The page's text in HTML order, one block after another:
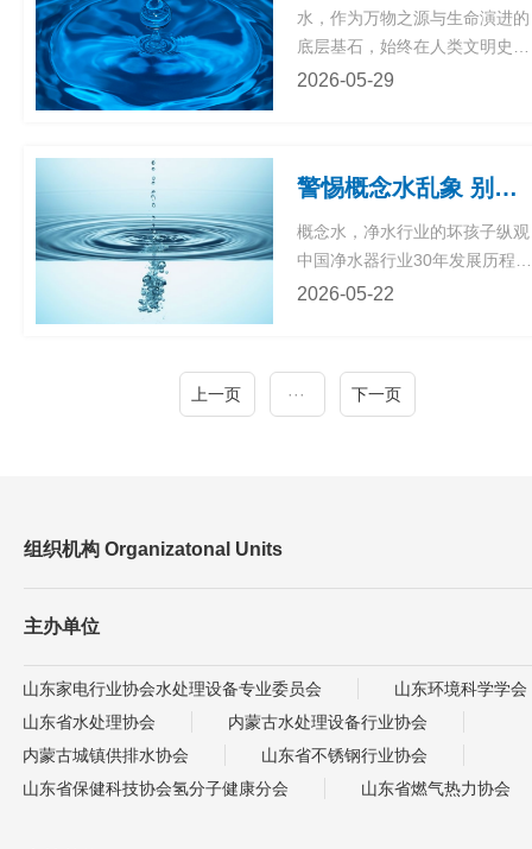
牌纷纷推出纯水回流、双RO
膜、压力桶稀释等技术方案
水，作为万物之源与生命演进的
底层基石，始终在人类文明史中
扮演着不可替代的角色。而在现
汲取与粗放灌装，到工业化时代
然饮用水的强势觉醒，这个行业
正迎来一场前所未有的范式转
移。当下的消费者，早已跨
2026-05-29
警惕概念水乱象 别让虚假营销透支净水器行业公信力
概念水，净水行业的坏孩子纵观
中国净水器行业30年发展历程，
即便到了今天，各种乱象依然没
能量水、碱性水、小分子团水、
矿化水、水素水、富氧水、凉白
2026-05-22
上一页 ··· 下一页
组织机构 Organizatonal Units
主办单位
山东家电行业协会水处理设备专业委员会
山东环境科学学会
山东省水处理协会
内蒙古水处理设备行业协会
内蒙古城镇供排水协会
山东省不锈钢行业协会
山东省保健科技协会氢分子健康分会
山东省燃气热力协会